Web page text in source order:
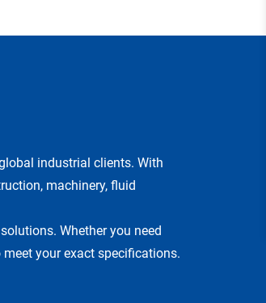
industrial clients. With
machinery, fluid
Whether you need
your exact specifications.